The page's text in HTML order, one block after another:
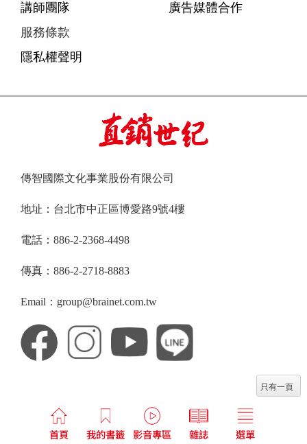
講師團隊
服務條款
隱私權聲明
廣告媒體合作
傳智國際文化事業股份有限公司
地址：台北市中正區博愛路9號4樓
電話：886-2-2368-4498
傳真：886-2-2718-8883
Email：group@brainet.com.tw
首頁 我的書籤 影音專區 雜誌 選單
只有一頁